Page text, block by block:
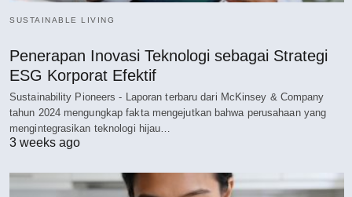
SUSTAINABLE LIVING
Penerapan Inovasi Teknologi sebagai Strategi
ESG Korporat Efektif
Sustainability Pioneers - Laporan terbaru dari McKinsey & Company
tahun 2024 mengungkap fakta mengejutkan bahwa perusahaan yang
mengintegrasikan teknologi hijau…
3 weeks ago